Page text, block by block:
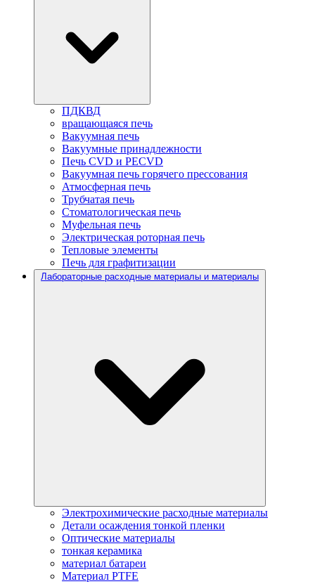
ПДКВД
вращающаяся печь
Вакуумная печь
Вакуумные принадлежности
Печь CVD и PECVD
Вакуумная печь горячего прессования
Атмосферная печь
Трубчатая печь
Стоматологическая печь
Муфельная печь
Электрическая роторная печь
Тепловые элементы
Печь для графитизации
Лабораторные расходные материалы и материалы
Электрохимические расходные материалы
Детали осаждения тонкой пленки
Оптические материалы
тонкая керамика
материал батареи
Материал PTFE